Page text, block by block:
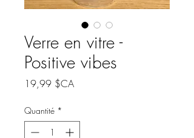
Verre en vitre -
Positive vibes
19,99 $CAPrix
Quantité *